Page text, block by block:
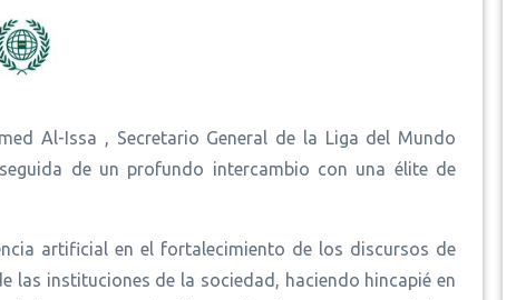
Al-Issa , Secretario General de la Liga del Mundo
de un profundo intercambio con una élite de
artificial en el fortalecimiento de los discursos de
las instituciones de la sociedad, haciendo hincapié en